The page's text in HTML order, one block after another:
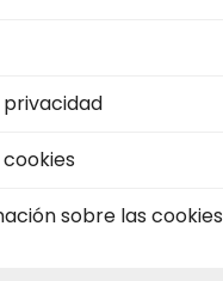
sobre las cookies